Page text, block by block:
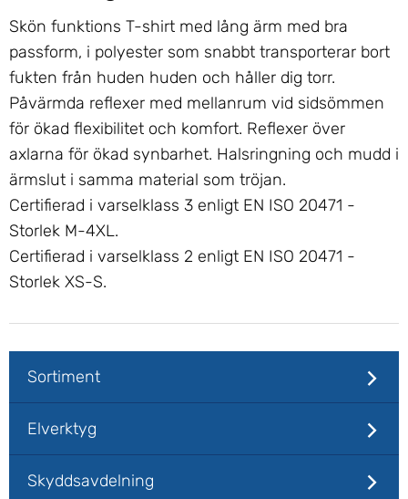
Skön funktions T-shirt med lång ärm med bra
passform, i polyester som snabbt transporterar bort
fukten från huden huden och håller dig torr.
Påvärmda reflexer med mellanrum vid sidsömmen
för ökad flexibilitet och komfort. Reflexer över
axlarna för ökad synbarhet. Halsringning och mudd i
ärmslut i samma material som tröjan.
Certifierad i varselklass 3 enligt EN ISO 20471 -
Storlek M-4XL.
Certifierad i varselklass 2 enligt EN ISO 20471 -
Storlek XS-S.
Sortiment
Elverktyg
Skyddsavdelning